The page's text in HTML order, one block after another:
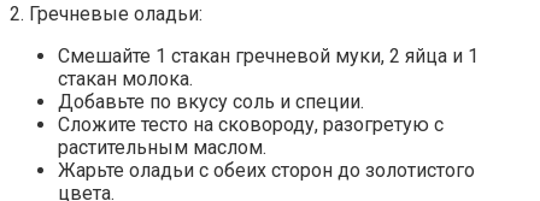
2. Гречневые оладьи:
Смешайте 1 стакан гречневой муки, 2 яйца и 1
стакан молока.
Добавьте по вкусу соль и специи.
Сложите тесто на сковороду, разогретую с
растительным маслом.
Жарьте оладьи с обеих сторон до золотистого
цвета.